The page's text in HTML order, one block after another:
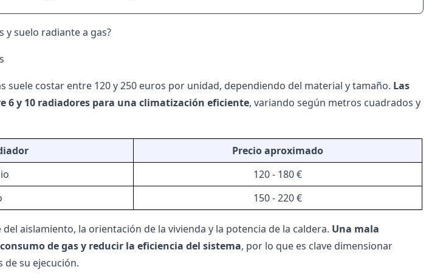
y suelo radiante a gas?
suele costar entre 120 y 250 euros por unidad, dependiendo del material y tamaño. Las
6 y 10 radiadores para una climatización eficiente, variando según metros cuadrados y
Precio aproximado
120 - 180 €
150 - 220 €
aislamiento, la orientación de la vivienda y la potencia de la caldera. Una mala
de gas y reducir la eficiencia del sistema, por lo que es clave dimensionar
su ejecución.